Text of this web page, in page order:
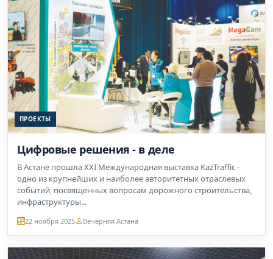
ПРОЕКТЫ
Цифровые решения - в деле
В Астане прошла XXI Международная выставка KazTraffic -
одно из крупнейших и наиболее авторитетных отраслевых
событий, посвященных вопросам дорожного строительства,
инфраструктуры...
22 ноября 2025 Вечерняя Астана